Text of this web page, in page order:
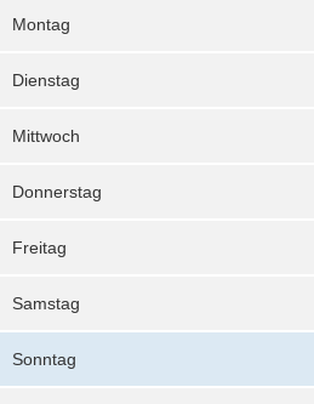
Montag
Dienstag
Mittwoch
Donnerstag
Freitag
Samstag
Sonntag